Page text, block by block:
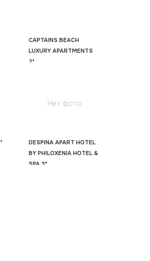
CAPTAINS BEACH
LUXURY APARTMENTS
2*
Нет фото
DESPINA APART HOTEL
BY PHILOXENIA HOTEL &
SPA 3*